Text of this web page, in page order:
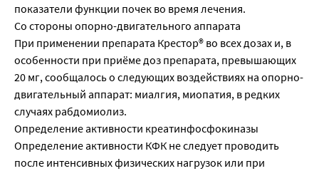
показатели функции почек во время лечения.
Со стороны опорно-двигательного аппарата
При применении препарата Крестор® во всех дозах и, в
особенности при приёме доз препарата, превышающих
20 мг, сообщалось о следующих воздействиях на опорно-
двигательный аппарат: миалгия, миопатия, в редких
случаях рабдомиолиз.
Определение активности креатинфосфокиназы
Определение активности КФК не следует проводить
после интенсивных физических нагрузок или при